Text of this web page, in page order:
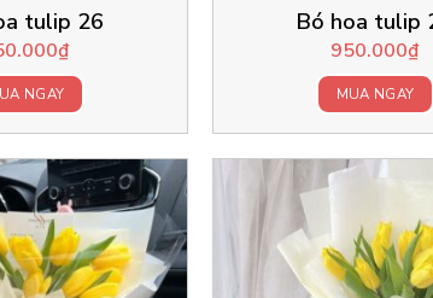
tulip 26
₫
NGAY
Bó hoa tulip
950.000₫
MUA NGAY